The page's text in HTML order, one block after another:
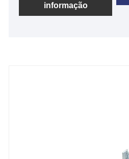
material da parede, que se
inserto e uma bucha de
informação